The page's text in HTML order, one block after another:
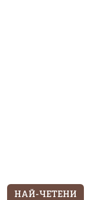
НАЙ-ЧЕТЕНИ